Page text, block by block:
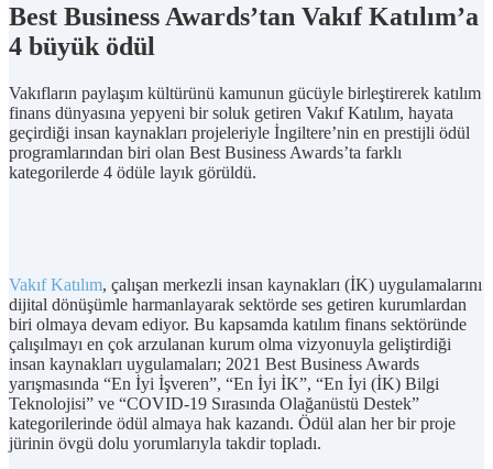
Best Business Awards’tan Vakıf Katılım’a
4 büyük ödül
Vakıfların paylaşım kültürünü kamunun gücüyle birleştirerek katılım
finans dünyasına yepyeni bir soluk getiren Vakıf Katılım, hayata
geçirdiği insan kaynakları projeleriyle İngiltere’nin en prestijli ödül
programlarından biri olan Best Business Awards’ta farklı
kategorilerde 4 ödüle layık görüldü.
Vakıf Katılım, çalışan merkezli insan kaynakları (İK) uygulamalarını
dijital dönüşümle harmanlayarak sektörde ses getiren kurumlardan
biri olmaya devam ediyor. Bu kapsamda katılım finans sektöründe
çalışılmayı en çok arzulanan kurum olma vizyonuyla geliştirdiği
insan kaynakları uygulamaları; 2021 Best Business Awards
yarışmasında “En İyi İşveren”, “En İyi İK”, “En İyi (İK) Bilgi
Teknolojisi” ve “COVID-19 Sırasında Olağanüstü Destek”
kategorilerinde ödül almaya hak kazandı. Ödül alan her bir proje
jürinin övgü dolu yorumlarıyla takdir topladı.